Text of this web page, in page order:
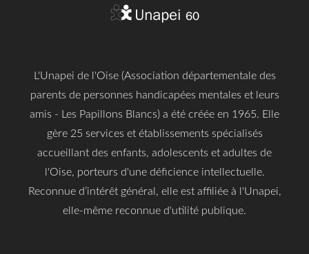
L'Unapei de l'Oise (Association départementale des
parents de personnes handicapées mentales et leurs
amis - Les Papillons Blancs) a été créée en 1965. Elle
gère 25 services et établissements spécialisés
accueillant des enfants, adolescents et adultes de
l'Oise, porteurs d'une déficience intellectuelle.
Reconnue d’intérêt général, elle est affiliée à l'Unapei,
elle-même reconnue d'utilité publique.